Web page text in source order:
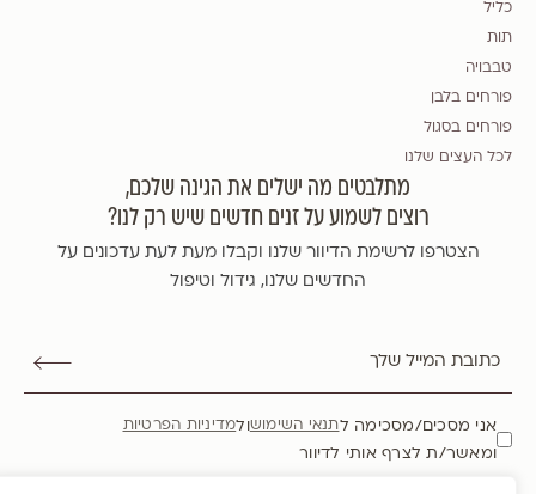
כליל
תות
טבבויה
פורחים בלבן
פורחים בסגול
לכל העצים שלנו
מתלבטים מה ישלים את הגינה שלכם,
רוצים לשמוע על זנים חדשים שיש רק לנו?
הצטרפו לרשימת הדיוור שלנו וקבלו מעת לעת עדכונים על
החדשים שלנו, גידול וטיפול
אני מסכים/מסכימה לתנאי השימושולמדיניות הפרטיות
ומאשר/ת לצרף אותי לדיוור